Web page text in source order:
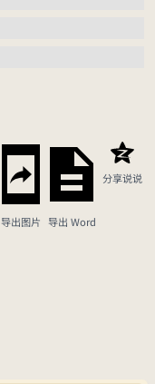
导出图片 导出 Word
分享说说